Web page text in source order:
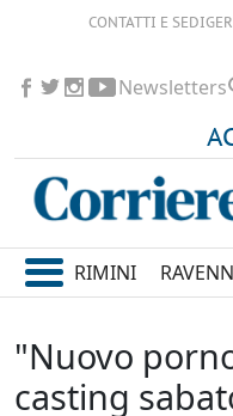
CONTATTI E SEDI
Newsletters
RIMINI
"Nuovo
casting